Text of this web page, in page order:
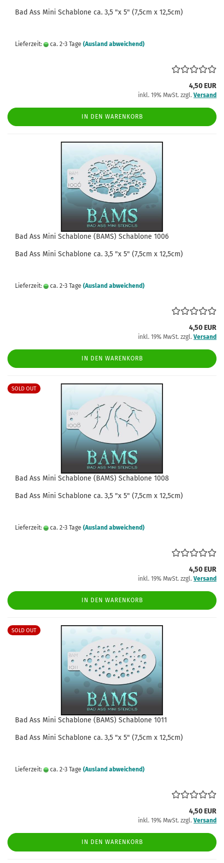
Bad Ass Mini Schablone ca. 3,5 "x 5" (7,5cm x 12,5cm)
Lieferzeit: ca. 2-3 Tage (Ausland abweichend)
4,50 EUR
inkl. 19% MwSt. zzgl. Versand
IN DEN WARENKORB
Bad Ass Mini Schablone (BAMS) Schablone 1006
Bad Ass Mini Schablone ca. 3,5 "x 5" (7,5cm x 12,5cm)
Lieferzeit: ca. 2-3 Tage (Ausland abweichend)
4,50 EUR
inkl. 19% MwSt. zzgl. Versand
IN DEN WARENKORB
SOLD OUT
Bad Ass Mini Schablone (BAMS) Schablone 1008
Bad Ass Mini Schablone ca. 3,5 "x 5" (7,5cm x 12,5cm)
Lieferzeit: ca. 2-3 Tage (Ausland abweichend)
4,50 EUR
inkl. 19% MwSt. zzgl. Versand
IN DEN WARENKORB
SOLD OUT
Bad Ass Mini Schablone (BAMS) Schablone 1011
Bad Ass Mini Schablone ca. 3,5 "x 5" (7,5cm x 12,5cm)
Lieferzeit: ca. 2-3 Tage (Ausland abweichend)
4,50 EUR
inkl. 19% MwSt. zzgl. Versand
IN DEN WARENKORB